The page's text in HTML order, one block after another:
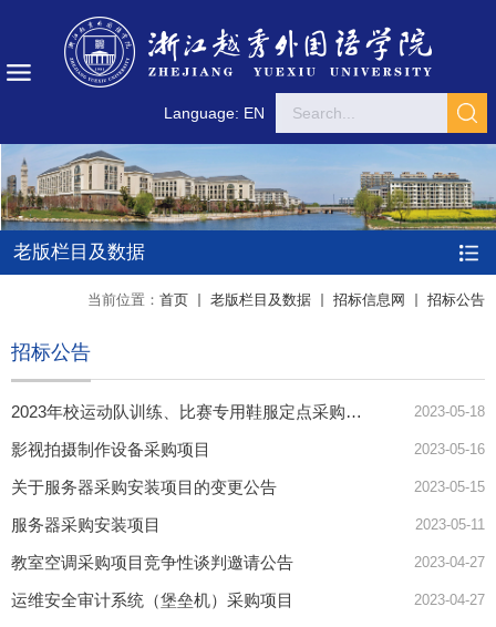
Language: EN
老版栏目及数据
当前位置： 首页 老版栏目及数据 招标信息网 招标公告
招标公告
2023年校运动队训练、比赛专用鞋服定点采购供应商遴选项目竞争性谈判邀请公告 2023-05-18
影视拍摄制作设备采购项目 2023-05-16
关于服务器采购安装项目的变更公告 2023-05-15
服务器采购安装项目 2023-05-11
教室空调采购项目竞争性谈判邀请公告 2023-04-27
运维安全审计系统（堡垒机）采购项目 2023-04-27